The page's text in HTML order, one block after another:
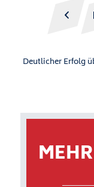

Deutlicher Erfolg